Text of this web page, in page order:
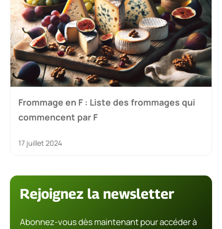
Frommage en F : Liste des frommages qui
commencent par F
17 juillet 2024
Rejoignez la newsletter
Abonnez-vous dès maintenant pour accéder à